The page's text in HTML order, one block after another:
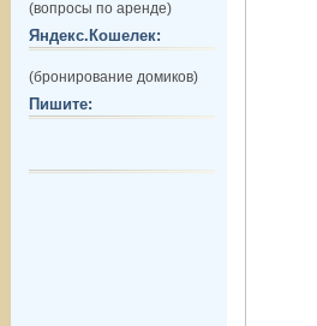
(вопросы по аренде)
Яндекс.Кошелек:
(бронирование домиков)
Пишите: